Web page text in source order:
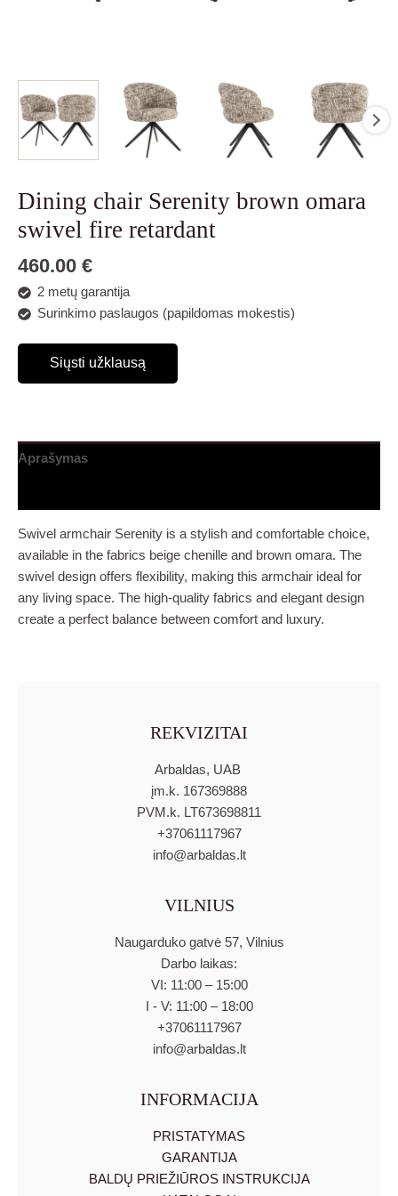
Dining chair Serenity brown omara
swivel fire retardant
460.00 €
2 metų garantija
Surinkimo paslaugos (papildomas mokestis)
Siųsti užklausą
Aprašymas
Swivel armchair Serenity is a stylish and comfortable choice,
available in the fabrics beige chenille and brown omara. The
swivel design offers flexibility, making this armchair ideal for
any living space. The high-quality fabrics and elegant design
create a perfect balance between comfort and luxury.
REKVIZITAI
Arbaldas, UAB
įm.k. 167369888
PVM.k. LT673698811
+37061117967
info@arbaldas.lt
VILNIUS
Naugarduko gatvė 57, Vilnius
Darbo laikas:
VI: 11:00 – 15:00
I - V: 11:00 – 18:00
+37061117967
info@arbaldas.lt
INFORMACIJA
PRISTATYMAS
GARANTIJA
BALDŲ PRIEŽIŪROS INSTRUKCIJA